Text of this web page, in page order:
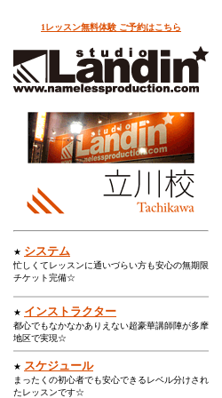
1レッスン無料体験 ご予約はこちら
★ システム
忙しくてレッスンに通いづらい方も安心の無期限
チケット完備☆
★ インストラクター
都心でもなかなかありえない超豪華講師陣が多摩
地区で実現☆
★ スケジュール
まったくの初心者でも安心できるレベル分けされ
たレッスンです☆